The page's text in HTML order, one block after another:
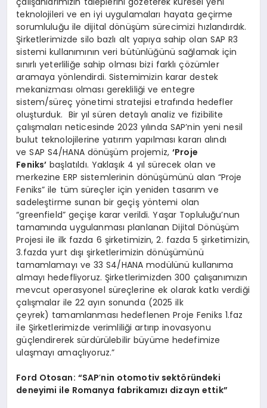
teknolojileri ve en iyi uygulamaları hayata geçirme
sorumluluğu ile dijital dönüşüm sürecimizi hızlandırdık.
Şirketlerimizde silo bazlı alt yapıya sahip olan SAP R3
sistemi kullanımının veri bütünlüğünü sağlamak için
sınırlı yeterliliğe sahip olması bizi farklı çözümler
aramaya yönlendirdi. Sistemimizin karar destek
mekanizması olması gerekliliği ve entegre
sistem/süreç yönetimi stratejisi etrafında hedefler
oluşturduk. Bir yıl süren detaylı analiz ve fizibilite
çalışmaları neticesinde 2023 yılında SAP’nin yeni nesil
bulut teknolojilerine yatırım yapılması kararı alındı
ve SAP S4/HANA dönüşüm projemiz, ‘Proje
Feniks’ başlatıldı. Yaklaşık 4 yıl sürecek olan ve
merkezine ERP sistemlerinin dönüşümünü alan “Proje
Feniks” ile tüm süreçler için yeniden tasarım ve
sadeleştirme sunan bir geçiş yöntemi olan
“greenfield” geçişe karar verildi. Yaşar Topluluğu’nun
tamamında uygulanması planlanan Dijital Dönüşüm
Projesi ile ilk fazda 6 şirketimizin, 2. fazda 5 şirketimizin,
3.fazda yurt dışı şirketlerimizin dönüşümünü
tamamlamayı ve 33 S4/HANA modülünü kullanıma
almayı hedefliyoruz. Şirketlerimizden 300 çalışanımızın
mevcut operasyonel süreçlerine ek olarak katkı verdiği
çalışmalar ile 22 ayın sonunda (2025 ilk
çeyrek) tamamlanması hedeflenen Proje Feniks 1.faz
ile Şirketlerimizde verimliliği artırıp inovasyonu
güçlendirerek sürdürülebilir büyüme hedefimize
ulaşmayı amaçlıyoruz.”
Ford Otosan: “SAP’nin otomotiv sektöründeki
deneyimi ile Romanya fabrikamızı dizayn ettik”